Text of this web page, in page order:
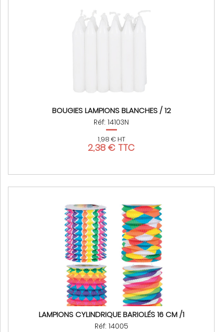
BOUGIES LAMPIONS BLANCHES / 12
Réf: 14103N
1,98 € HT
2,38 € TTC
LAMPIONS CYLINDRIQUE BARIOLÉS 16 CM /1
Réf: 14005